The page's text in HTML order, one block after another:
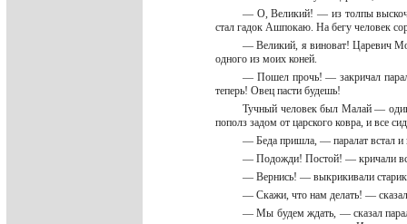
— О, Великий! — из толпы
стал гадок Ашпокаю. На бегу человек
— Великий, я виноват! Царевич
одного из моих коней.
— Пошел прочь! — закричал
теперь! Овец пасти будешь!
Тучный человек был Малай — один
пополз задом от царского ковра, и все
— Беда пришла, — паралат встал и
— Подожди! Постой! — кричали
— Вернись! — выкрикивали
— Скажи, что нам делать! —
— Мы будем ждать, — сказал